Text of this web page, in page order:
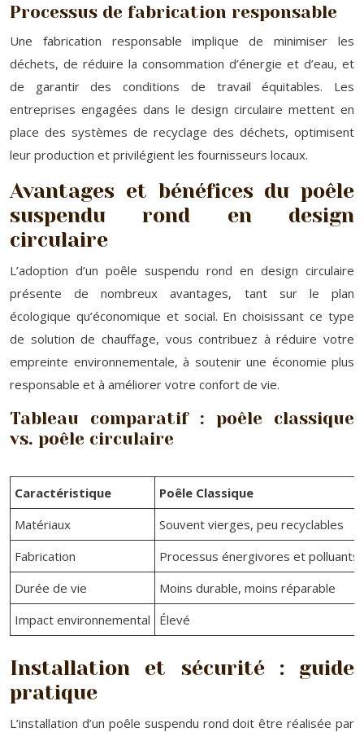
Processus de fabrication responsable
Une fabrication responsable implique de minimiser les
déchets, de réduire la consommation d’énergie et d’eau, et
de garantir des conditions de travail équitables. Les
entreprises engagées dans le design circulaire mettent en
place des systèmes de recyclage des déchets, optimisent
leur production et privilégient les fournisseurs locaux.
Avantages et bénéfices du poêle
suspendu rond en design
circulaire
L’adoption d’un poêle suspendu rond en design circulaire
présente de nombreux avantages, tant sur le plan
écologique qu’économique et social. En choisissant ce type
de solution de chauffage, vous contribuez à réduire votre
empreinte environnementale, à soutenir une économie plus
responsable et à améliorer votre confort de vie.
Tableau comparatif : poêle classique
vs. poêle circulaire
Caractéristique
Poêle Classique
Matériaux
Souvent vierges, peu recyclables
Fabrication
Processus énergivores et polluants
Durée de vie
Moins durable, moins réparable
Impact environnemental
Élevé
Installation et sécurité : guide
pratique
L’installation d’un poêle suspendu rond doit être réalisée par